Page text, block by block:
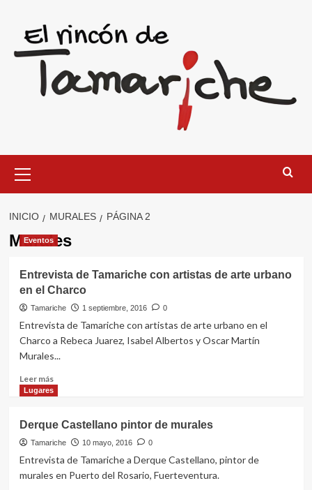
contenido
primario
INICIO MURALES PÁGINA 2
Murales
Eventos
Entrevista de Tamariche con artistas de arte urbano
en el Charco
Tamariche 1 septiembre, 2016 0
Entrevista de Tamariche con artistas de arte urbano en el
Charco a Rebeca Juarez, Isabel Albertos y Oscar Martín
Murales...
Leer másLeer
más
de
Tamariche
con
artistas
Lugares
Derque Castellano pintor de murales
Tamariche 10 mayo, 2016 0
Entrevista de Tamariche a Derque Castellano, pintor de
murales en Puerto del Rosario, Fuerteventura.